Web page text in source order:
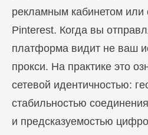
рекламным кабинетом
Pinterest. Когда вы
платформа видит не ваш
прокси. На практике это
сетевой идентичностью:
стабильностью
и предсказуемостью